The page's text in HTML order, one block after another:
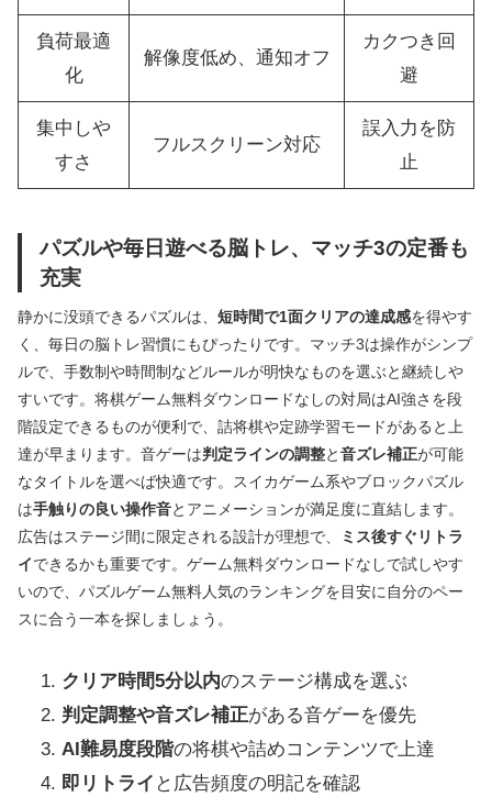
負荷最適
化
解像度低め、通知オフ
カクつき回
避
集中しや
すさ
フルスクリーン対応
誤入力を防
止
パズルや毎日遊べる脳トレ、マッチ3の定番も
充実
静かに没頭できるパズルは、 短時間で1面クリアの達成感を得やす
く、毎日の脳トレ習慣にもぴったりです。マッチ3は操作がシンプ
ルで、手数制や時間制などルールが明快なものを選ぶと継続しや
すいです。将棋ゲーム無料ダウンロードなしの対局はAI強さを段
階設定できるものが便利で、詰将棋や定跡学習モードがあると上
達が早まります。音ゲーは判定ラインの調整と音ズレ補正が可能
なタイトルを選べば快適です。スイカゲーム系やブロックパズル
は手触りの良い操作音とアニメーションが満足度に直結します。
広告はステージ間に限定される設計が理想で、
ミス後すぐリトラ
イできるかも重要です。ゲーム無料ダウンロードなしで試しやす
いので、パズルゲーム無料人気のランキングを目安に自分のペー
スに合う一本を探しましょう。
クリア時間5分以内のステージ構成を選ぶ
判定調整や音ズレ補正がある音ゲーを優先
AI難易度段階の将棋や詰めコンテンツで上達
即リトライ と広告頻度の明記を確認